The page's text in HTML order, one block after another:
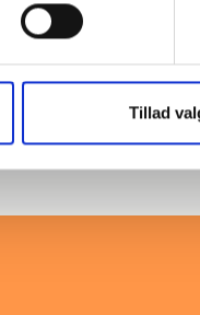
Tillad
Typ 32 -
anspruchsvollen